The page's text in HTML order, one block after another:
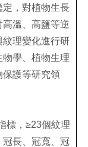
，對植物生長
溫、高鹽等逆
理變化進行研
學、植物生理
保護等研究領
標，≥23個紋理
長、冠寬、冠